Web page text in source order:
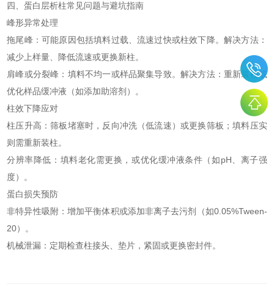
四、蛋白层析柱常见问题与避坑指南
峰形异常处理
拖尾峰：可能原因包括填料过载、流速过快或柱效下降。解决方法：
减少上样量、降低流速或更换新柱。
肩峰或分裂峰：填料不均一或样品聚集导致。解决方法：重新装柱或
优化样品缓冲液（如添加助溶剂）。
柱效下降应对
柱压升高：筛板堵塞时，反向冲洗（低流速）或更换筛板；填料压实
则需重新装柱。
分辨率降低：填料老化需更换，或优化缓冲液条件（如pH、离子强
度）。
蛋白损失预防
非特异性吸附：增加平衡体积或添加非离子去污剂（如0.05%Tween-
20）。
机械泄漏：定期检查柱接头、垫片，紧固或更换密封件。